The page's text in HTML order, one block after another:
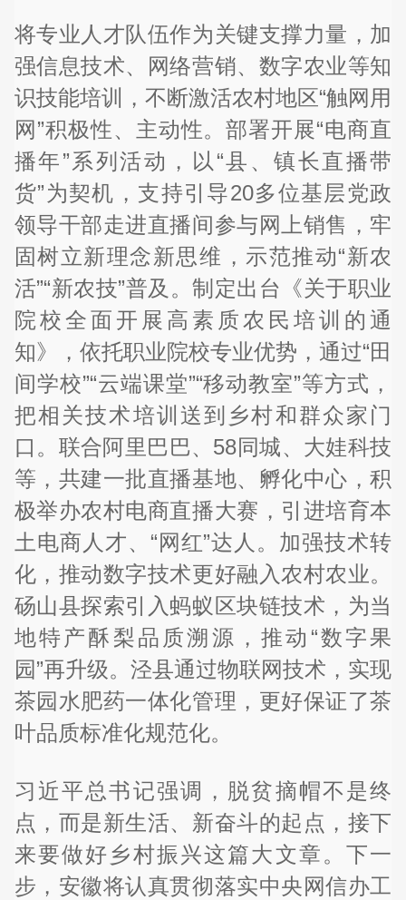
将专业人才队伍作为关键支撑力量，加
强信息技术、网络营销、数字农业等知
识技能培训，不断激活农村地区“触网用
网”积极性、主动性。部署开展“电商直
播年”系列活动，以“县、镇长直播带
货”为契机，支持引导20多位基层党政
领导干部走进直播间参与网上销售，牢
固树立新理念新思维，示范推动“新农
活”“新农技”普及。制定出台《关于职业
院校全面开展高素质农民培训的通
知》，依托职业院校专业优势，通过“田
间学校”“云端课堂”“移动教室”等方式，
把相关技术培训送到乡村和群众家门
口。联合阿里巴巴、58同城、大娃科技
等，共建一批直播基地、孵化中心，积
极举办农村电商直播大赛，引进培育本
土电商人才、“网红”达人。加强技术转
化，推动数字技术更好融入农村农业。
砀山县探索引入蚂蚁区块链技术，为当
地特产酥梨品质溯源，推动“数字果
园”再升级。泾县通过物联网技术，实现
茶园水肥药一体化管理，更好保证了茶
叶品质标准化规范化。
习近平总书记强调，脱贫摘帽不是终
点，而是新生活、新奋斗的起点，接下
来要做好乡村振兴这篇大文章。下一
步，安徽将认真贯彻落实中央网信办工